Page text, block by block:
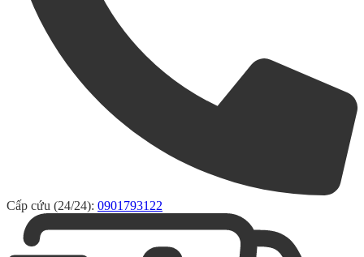
Cấp cứu (24/24): 0901793122